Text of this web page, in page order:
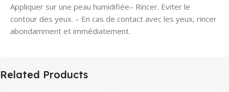
Appliquer sur une peau humidifiée– Rincer. Eviter le
contour des yeux. – En cas de contact avec les yeux, rincer
abondamment et immédiatement.
Related Products